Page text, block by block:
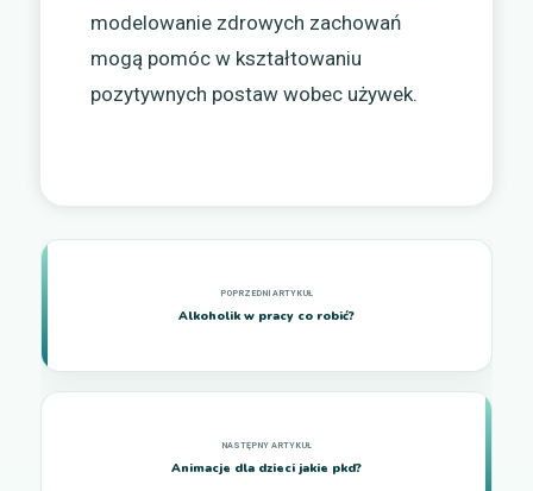
modelowanie zdrowych zachowań
mogą pomóc w kształtowaniu
pozytywnych postaw wobec używek.
Alkoholik w pracy co robić?
Animacje dla dzieci jakie pkd?